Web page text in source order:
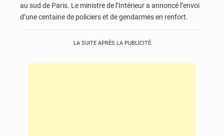
au sud de Paris. Le ministre de l’Intérieur a annoncé l’envoi
d’une centaine de policiers et de gendarmes en renfort.
LA SUITE APRÈS LA PUBLICITÉ